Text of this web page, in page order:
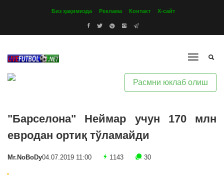
Биз ҳақимизда Реклама Контакт Х-сайт
Расмни юклаб олиш
"Барселона" Неймар учун 170 млн
евродан ортиқ тўламайди
Mr.NoBoDy04.07.2019 11:00 1143 30